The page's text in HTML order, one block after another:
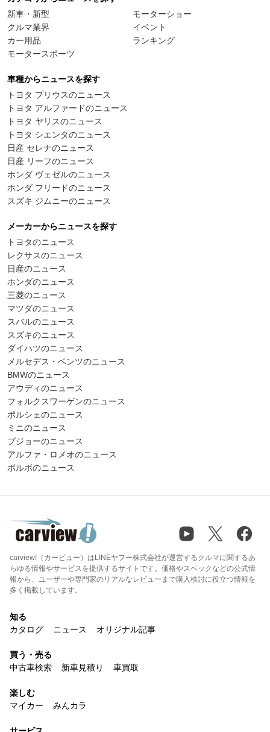
新車・新型
クルマ業界
カー用品
モータースポーツ
モーターショー
イベント
ランキング
車種からニュースを探す
トヨタ プリウスのニュース
トヨタ アルファードのニュース
トヨタ ヤリスのニュース
トヨタ シエンタのニュース
日産 セレナのニュース
日産 リーフのニュース
ホンダ ヴェゼルのニュース
ホンダ フリードのニュース
スズキ ジムニーのニュース
メーカーからニュースを探す
トヨタのニュース
レクサスのニュース
日産のニュース
ホンダのニュース
三菱のニュース
マツダのニュース
スバルのニュース
スズキのニュース
ダイハツのニュース
メルセデス・ベンツのニュース
BMWのニュース
アウディのニュース
フォルクスワーゲンのニュース
ポルシェのニュース
ミニのニュース
プジョーのニュース
アルファ・ロメオのニュース
ボルボのニュース
carview!（カービュー）はLINEヤフー株式会社が運営するクルマに関するあ
らゆる情報やサービスを提供するサイトです。価格やスペックなどの公式情
報から、ユーザーや専門家のリアルなレビューまで購入検討に役立つ情報を
多く掲載しています。
知る
カタログ
ニュース オリジナル記事
買う・売る
中古車検索
新車見積り 車買取
楽しむ
マイカー
みんカラ